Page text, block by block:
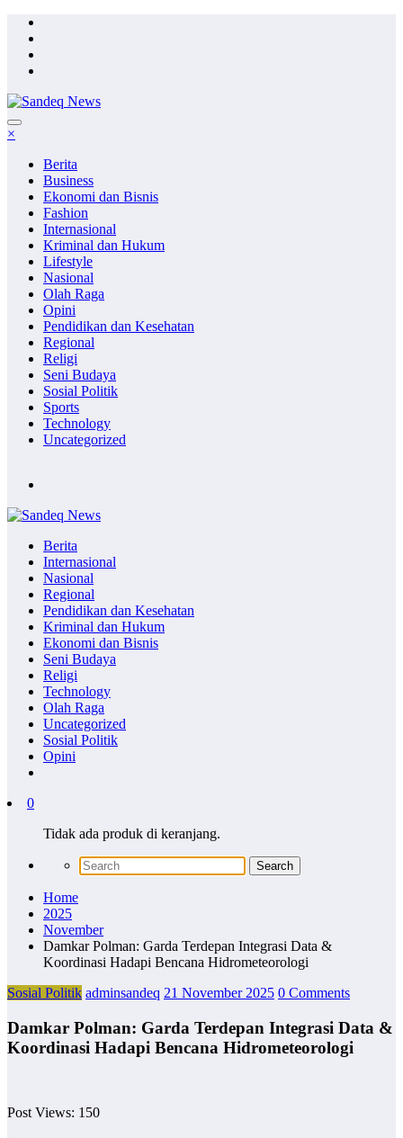
Skip
content
×
Berita
Business
Ekonomi dan Bisnis
Fashion
Internasional
Kriminal dan Hukum
Lifestyle
Nasional
Olah Raga
Opini
Pendidikan dan Kesehatan
Regional
Religi
Seni Budaya
Sosial Politik
Sports
Technology
Uncategorized
Berita
Internasional
Nasional
Regional
Pendidikan dan Kesehatan
Kriminal dan Hukum
Ekonomi dan Bisnis
Seni Budaya
Religi
Technology
Olah Raga
Uncategorized
Sosial Politik
Opini
0
Tidak ada produk di keranjang.
Home
2025
November
Damkar Polman: Garda Terdepan Integrasi Data &
Koordinasi Hadapi Bencana Hidrometeorologi
Sosial Politik adminsandeq 21 November 2025 0 Comments
Damkar Polman: Garda Terdepan Integrasi Data &
Koordinasi Hadapi Bencana Hidrometeorologi
Post Views: 150